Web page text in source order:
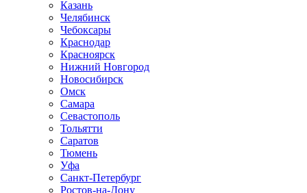
Казань
Челябинск
Чебоксары
Краснодар
Красноярск
Нижний Новгород
Новосибирск
Омск
Самара
Севастополь
Тольятти
Саратов
Тюмень
Уфа
Санкт-Петербург
Ростов-на-Дону